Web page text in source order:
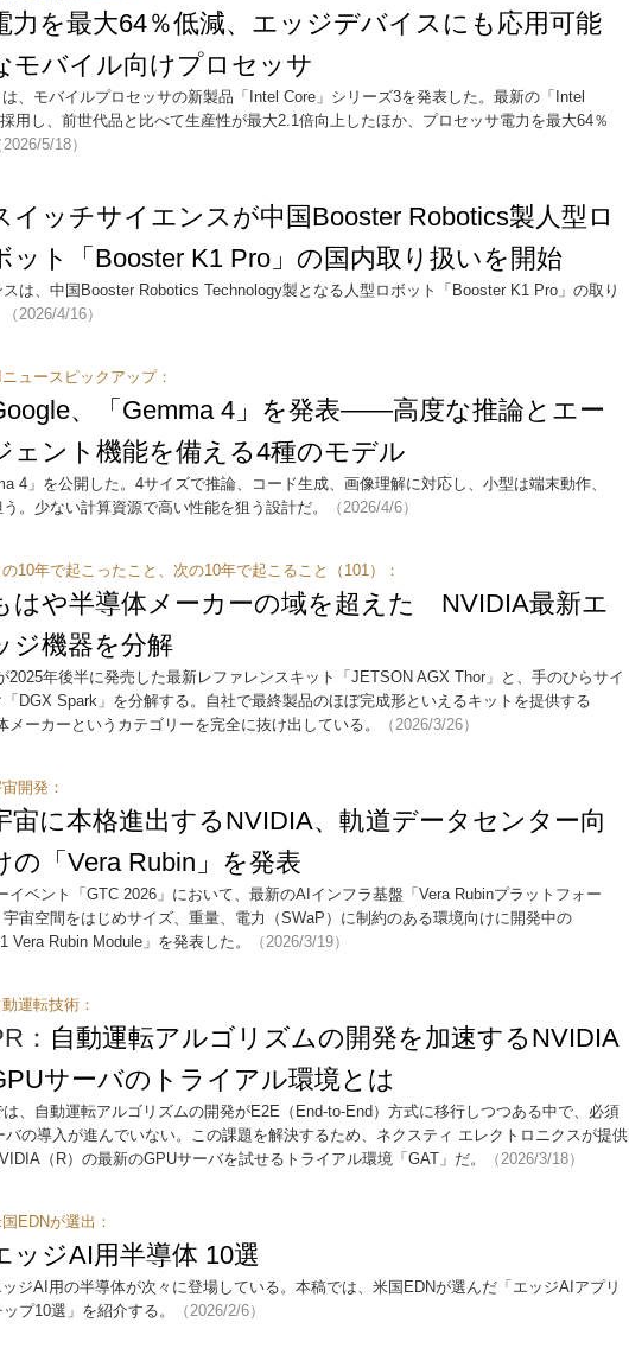
力を最大64％低減、エッジデバイスにも応用可能
モバイル向けプロセッサ
、モバイルプロセッサの新製品「Intel Core」シリーズ3を発表した。最新の「Intel
用し、前世代品と比べて生産性が最大2.1倍向上したほか、プロセッサ電力を最大64％
2026/5/18）
イッチサイエンスが中国Booster Robotics製人型ロ
ット「Booster K1 Pro」の国内取り扱いを開始
は、中国Booster Robotics Technology製となる人型ロボット「Booster K1 Pro」の取り
（2026/4/16）
ュースピックアップ：
、「Gemma 4」を発表――高度な推論とエー
ェント機能を備える4種のモデル
4」を公開した。4サイズで推論、コード生成、画像理解に対応し、小型は端末動作、
。少ない計算資源で高い性能を狙う設計だ。
（2026/4/6）
の10年で起こったこと、次の10年で起こること（101）：
はや半導体メーカーの域を超えた NVIDIA最新エ
ジ機器を分解
2025年後半に発売した最新レファレンスキット「JETSON AGX Thor」と、手のひらサイ
DGX Spark」を分解する。自社で最終製品のほぼ完成形といえるキットを提供する
メーカーというカテゴリーを完全に抜け出している。
（2026/3/26）
開発：
宙に本格進出するNVIDIA、軌道データセンター向
の「Vera Rubin」を発表
イベント「GTC 2026」において、最新のAIインフラ基盤「Vera Rubinプラットフォー
宇宙空間をはじめサイズ、重量、電力（SWaP）に制約のある環境向けに開発中の
Vera Rubin Module」を発表した。
（2026/3/19）
運転技術：
： 自動運転アルゴリズムの開発を加速するNVIDIA
サーバのトライアル環境とは
は、自動運転アルゴリズムの開発がE2E（End-to-End）方式に移行しつつある中で、必須
バの導入が進んでいない。この課題を解決するため、ネクスティ エレクトロニクスが提供
（R）の最新のGPUサーバを試せるトライアル環境「GAT」だ。
（2026/3/18）
EDNが選出：
ッジAI用半導体 10選
ッジAI用の半導体が次々に登場している。本稿では、米国EDNが選んだ「エッジAIアプリ
プ10選」を紹介する。
（2026/2/6）